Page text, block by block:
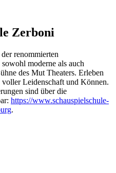
Zerboni
renommierten
moderne als auch
des Mut Theaters. Erleben
Leidenschaft und Können.
sind über die
https://www.schauspielschule-
.